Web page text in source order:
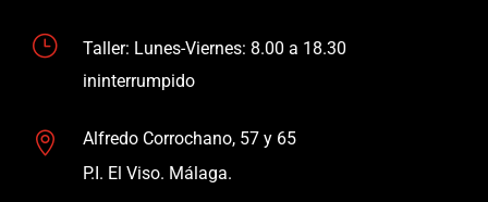
}
Taller: Lunes-Viernes: 8.00 a 18.30
ininterrumpido

Alfredo Corrochano, 57 y 65
P.I. El Viso. Málaga.